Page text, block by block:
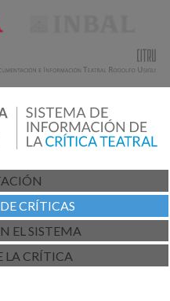
CRÍTICAS
EL SISTEMA
LA CRÍTICA